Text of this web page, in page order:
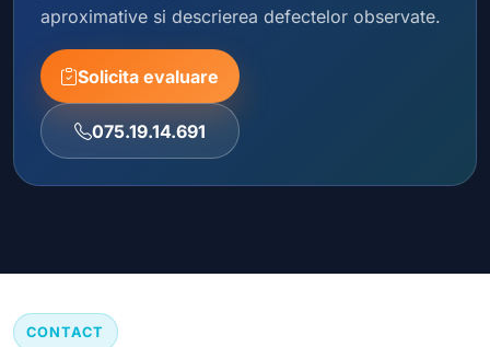
aproximative si descrierea defectelor observate.
Solicita evaluare
075.19.14.691
CONTACT